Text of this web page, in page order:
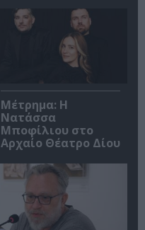
Μέτρημα: Η
Νατάσσα
Μποφίλιου στο
Αρχαίο Θέατρο Δίου